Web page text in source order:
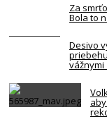
Za
Bola to
Desivo
vážnymi